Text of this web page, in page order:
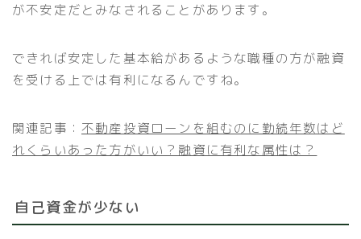
が不安定だとみなされることがあります。
できれば安定した基本給があるような職種の方が融資
を受ける上では有利になるんですね。
関連記事： 不動産投資ローンを組むのに勤続年数はど
れくらいあった方がいい？融資に有利な属性は？
自己資金が少ない